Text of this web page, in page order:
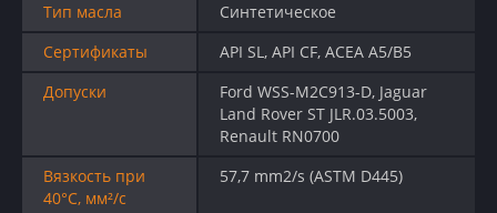
Тип масла
Синтетическое
Сертификаты
API SL, API CF, ACEA A5/B5
Допуски
Ford WSS-M2C913-D, Jaguar
Land Rover ST JLR.03.5003,
Renault RN0700
Вязкость при
40°C, мм²/с
57,7 mm2/s (ASTM D445)